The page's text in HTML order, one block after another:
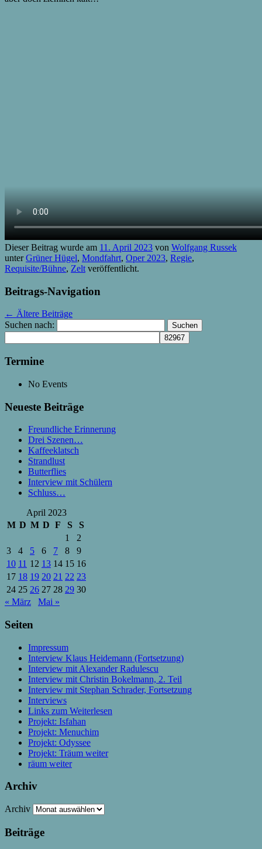
Dieser Beitrag wurde am 11. April 2023 von Wolfgang Russek
unterGrüner Hügel, Mondfahrt, Oper 2023, Regie,
Requisite/Bühne, Zelt veröffentlicht.
Beitrags-Navigation
← Ältere Beiträge
Suchen nach:
Termine
No Events
Neueste Beiträge
Freundliche Erinnerung
Drei Szenen…
Kaffeeklatsch
Strandlust
Butterflies
Interview mit Schülern
Schluss…
April 2023
M D M D F S
S
1
2
3
4 5 6 7 8
9
10 11 12 13 14 15 16
17 18 19 20 21 22 23
24 25 26 27 28 29 30
« März
Mai »
Seiten
Impressum
Interview Klaus Heidemann (Fortsetzung)
Interview mit Alexander Radulescu
Interview mit Christin Bokelmann, 2. Teil
Interview mit Stephan Schrader, Fortsetzung
Interviews
Links zum Weiterlesen
Projekt: Isfahan
Projekt: Menuchim
Projekt: Odyssee
Projekt: Träum weiter
räum weiter
Archiv
Archiv
Beiträge